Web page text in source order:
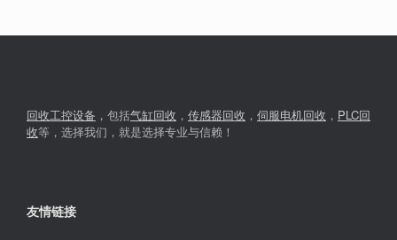
回收工控设备 ，包括气缸回收 ， 传感器回收 ， 伺服电机回收 ， PLC回
收等，选择我们，就是选择专业与信赖！
友情链接